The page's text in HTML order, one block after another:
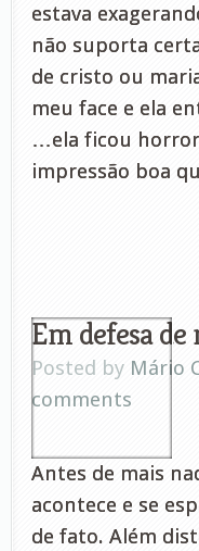
estava
não suporta
de cristo ou
meu face e ela
…ela ficou
impressão boa
Em defesa
Posted by Mário
comments
Antes de mais
acontece e se
de fato. Além